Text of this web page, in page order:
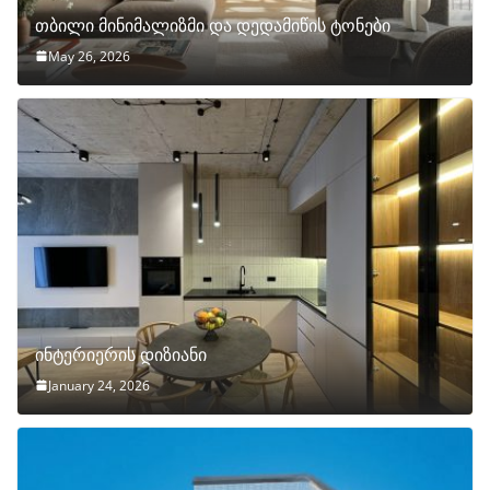
თბილი მინიმალიზმი და დედამიწის ტონები
May 26, 2026
ინტერიერის დიზიანი
January 24, 2026